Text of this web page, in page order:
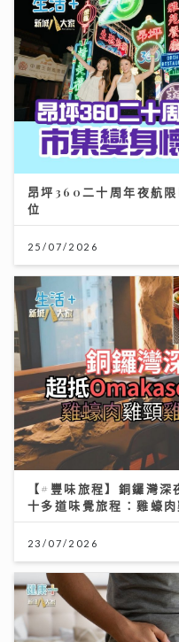
昂坪360二十周年夜航
位
25/07/2026
【#豐味旅程】銅鑼灣
十多道味覺旅程：雞蠔
23/07/2026